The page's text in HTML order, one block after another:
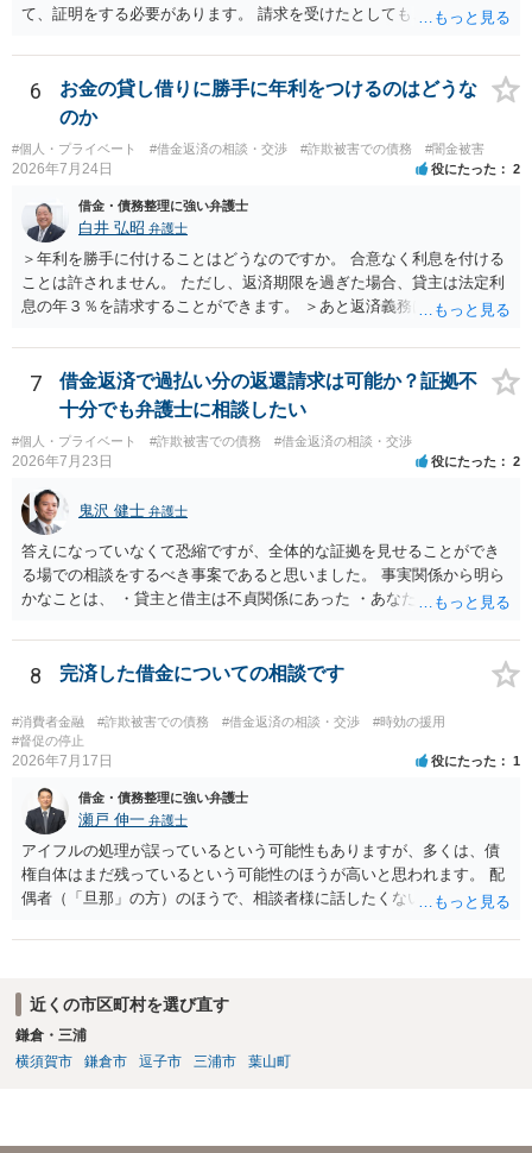
て、証明をする必要があります。 請求を受けたとしても、もらったも
れることになるでしょう。 請求があるまでは、こちらからアクション
を起こす必要はないかと思います。
6
お金の貸し借りに勝手に年利をつけるのはどうな
のか
#個人・プライベート #借金返済の相談・交渉 #詐欺被害での債務 #闇金被害
2026年7月24日 役にたった 2
借金・債務整理に強い弁護士
白井 弘昭 弁護士
＞年利を勝手に付けることはどうなのですか。 合意なく利息を付ける
ことは許されません。 ただし、返済期限を過ぎた場合、貸主は法定利
息の年３％を請求することができます。 ＞あと返済義務はありますか
りたお金は返さなければいけませんし、勝手につけた利息は返済不要
です。 以上、ご参考まで。
7
借金返済で過払い分の返還請求は可能か？証拠不
十分でも弁護士に相談したい
#個人・プライベート #詐欺被害での債務 #借金返済の相談・交渉
2026年7月23日 役にたった 2
鬼沢 健士 弁護士
答えになっていなくて恐縮ですが、全体的な証拠を見せることができ
る場での相談をするべき事案であると思いました。 事実関係から明ら
かなことは、 ・貸主と借主は不貞関係にあった ・あなたから相手に金
想されるのは、 ・もらったものだ ・貸したかもしれないが、不法原因
給付ではない でしょう。 書かれた情報だけからは、不法原因給付であ
るといえそうなものはありませんでした。 不貞当事者間での貸金だか
らといって不法原因給付になるわけではありません。 あなたが性行為
をしたくてお金を払ってお願いしていたという事情などが必要です。
8 完済した借金についての相談です
#消費者金融 #詐欺被害での債務 #借金返済の相談・交渉
#時効の援用
#督促の停止
2026年7月17日 役にたった 1
借金・債務整理に強い弁護士
瀬戸 伸一 弁護士
アイフルの処理が誤っているという可能性もありますが、多くは、債
権自体はまだ残っているという可能性のほうが高いと思われます。 配
偶者（「旦那」の方）のほうで、相談者様に話したくない事情等もあ
援用という方法も取れる可能性があるため、御主人に法律事務所に相
せない事情もあるかもしれないのでおひとりで行ってもらうほうがい
いかもしれません。 配偶者の債務がある状態で配偶者が亡くなると債
務を相談者様が相続するという状態になる（相続放棄などの亡くなっ
てからの方法もありますが）ため、相談者様にも関係することだとし
近くの市区町村を選び直す
鎌倉・三浦
横須賀市
鎌倉市 逗子市 三浦市 葉山町